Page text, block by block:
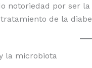
notoriedad por ser
de la
la microbiota